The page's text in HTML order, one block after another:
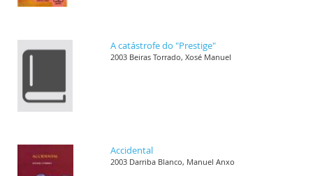
A catástrofe do "Prestige"
2003 Beiras Torrado, Xosé Manuel
Accidental
2003 Darriba Blanco, Manuel Anxo